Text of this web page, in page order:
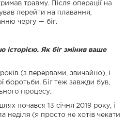
травму. Після операції на
перейти на плавання,
чергу — біг.
історією. Як біг змінив ваше
(з перервами, звичайно), і
боротьби. Біг теж завжди був,
процесу.
почався 13 січня 2019 року, і
неділя (я просто не хотів чекати